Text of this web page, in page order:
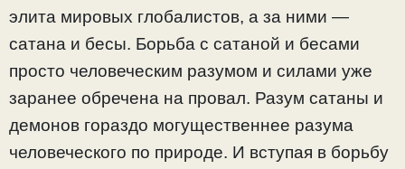
элита мировых глобалистов, а за ними —
сатана и бесы. Борьба с сатаной и бесами
просто человеческим разумом и силами уже
заранее обречена на провал. Разум сатаны и
демонов гораздо могущественнее разума
человеческого по природе. И вступая в борьбу